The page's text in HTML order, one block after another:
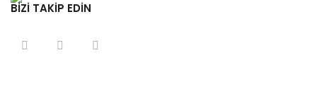
BİZİ TAKİP EDİN